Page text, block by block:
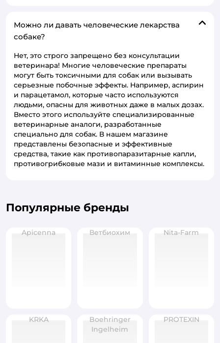
Можно ли давать человеческие лекарства
собаке?
Нет, это строго запрещено без консультации
ветеринара! Многие человеческие препараты
могут быть токсичными для собак или вызывать
серьезные побочные эффекты. Например, аспирин
и парацетамол, которые часто используются
людьми, опасны для животных даже в малых дозах.
Вместо этого используйте специализированные
ветеринарные аналоги, разработанные
специально для собак. В нашем магазине
представлены безопасные и эффективные
средства, такие как противопаразитарные капли,
противогрибковые мази и витаминные комплексы.
Популярные бренды
Apicenna Ветбиохим Nita-Farm
KRKA
Boehringer
Ingelheim
PROTEXIN